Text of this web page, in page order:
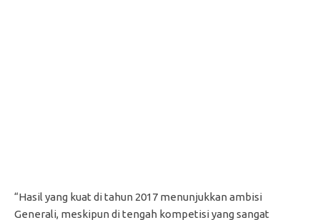
“Hasil yang kuat di tahun 2017 menunjukkan ambisi
Generali, meskipun di tengah kompetisi yang sangat